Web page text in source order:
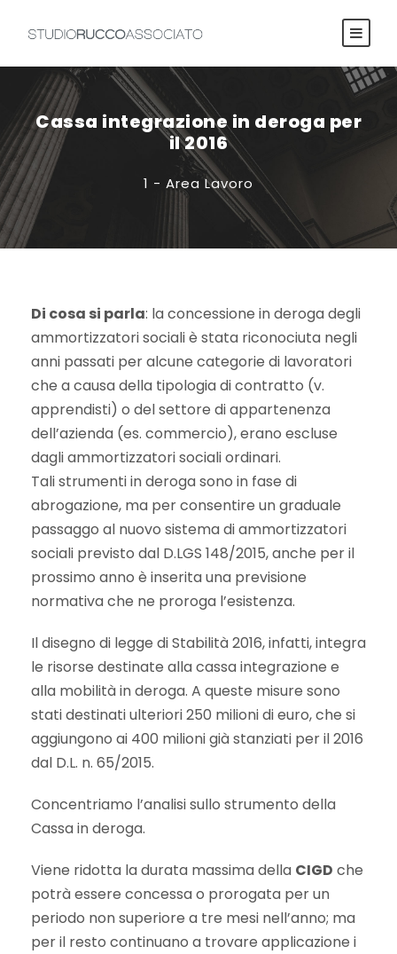
Cassa integrazione in deroga per
il 2016
1 - Area Lavoro
Di cosa si parla: la concessione in deroga degli
ammortizzatori sociali è stata riconociuta negli
anni passati per alcune categorie di lavoratori
che a causa della tipologia di contratto (v.
apprendisti) o del settore di appartenenza
dell’azienda (es. commercio), erano escluse
dagli ammortizzatori sociali ordinari.
Tali strumenti in deroga sono in fase di
abrogazione, ma per consentire un graduale
passaggo al nuovo sistema di ammortizzatori
sociali previsto dal D.LGS 148/2015, anche per il
prossimo anno è inserita una previsione
normativa che ne proroga l’esistenza.
Il disegno di legge di Stabilità 2016, infatti, integra
le risorse destinate alla cassa integrazione e
alla mobilità in deroga. A queste misure sono
stati destinati ulteriori 250 milioni di euro, che si
aggiungono ai 400 milioni già stanziati per il 2016
dal D.L. n. 65/2015.
Concentriamo l’analisi sullo strumento della
Cassa in deroga.
Viene ridotta la durata massima della CIGD che
potrà essere concessa o prorogata per un
periodo non superiore a tre mesi nell’anno; ma
per il resto continuano a trovare applicazione i